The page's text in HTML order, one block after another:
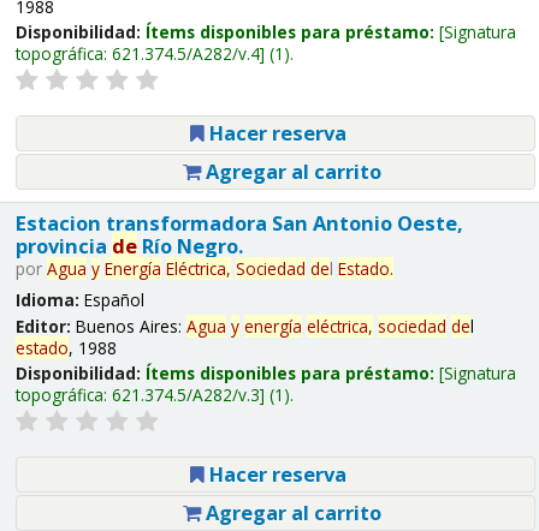
1988
Disponibilidad: Ítems disponibles para préstamo: Signatura
topográfica: 621.374.5/A282/v.4 (1).
Hacer reserva
Agregar al carrito
Estacion transformadora San Antonio Oeste,
provincia deRío Negro.
por Agua y Energía Eléctrica, Sociedad del Estado.
Idioma: Español
Editor: Buenos Aires: Agua y energía eléctrica, sociedad del
estado, 1988
Disponibilidad: Ítems disponibles para préstamo: Signatura
topográfica: 621.374.5/A282/v.3 (1).
Hacer reserva
Agregar al carrito